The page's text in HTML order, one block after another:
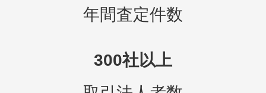
年間査定件数
300社以上